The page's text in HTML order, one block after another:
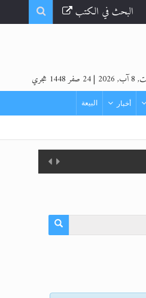
البحث في الكتب
2026
|24 صفر 1448 هجري
أخبار البيعة